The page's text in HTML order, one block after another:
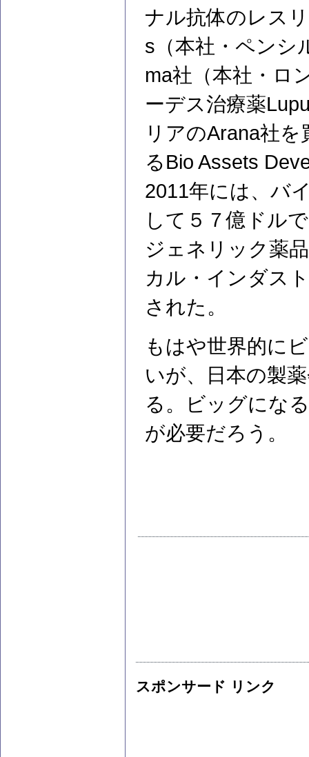
ナル抗体のレス
s（本社・ペンシ
ma社（本社・ロ
ーデス治療薬
リアのArana社
るBio Assets
2011年には、バ
して５７億ドル
ジェネリック薬
カル・インダス
された。
もはや世界的に
いが、日本の製
る。ビッグにな
が必要だろう。
スポンサード リンク